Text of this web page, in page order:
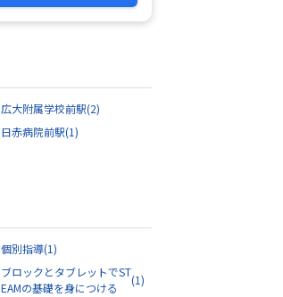
広大附属学校前駅(2)
日赤病院前駅(1)
個別指導(1)
ブロックとタブレットでST
EAMの基礎を身につける
(1)